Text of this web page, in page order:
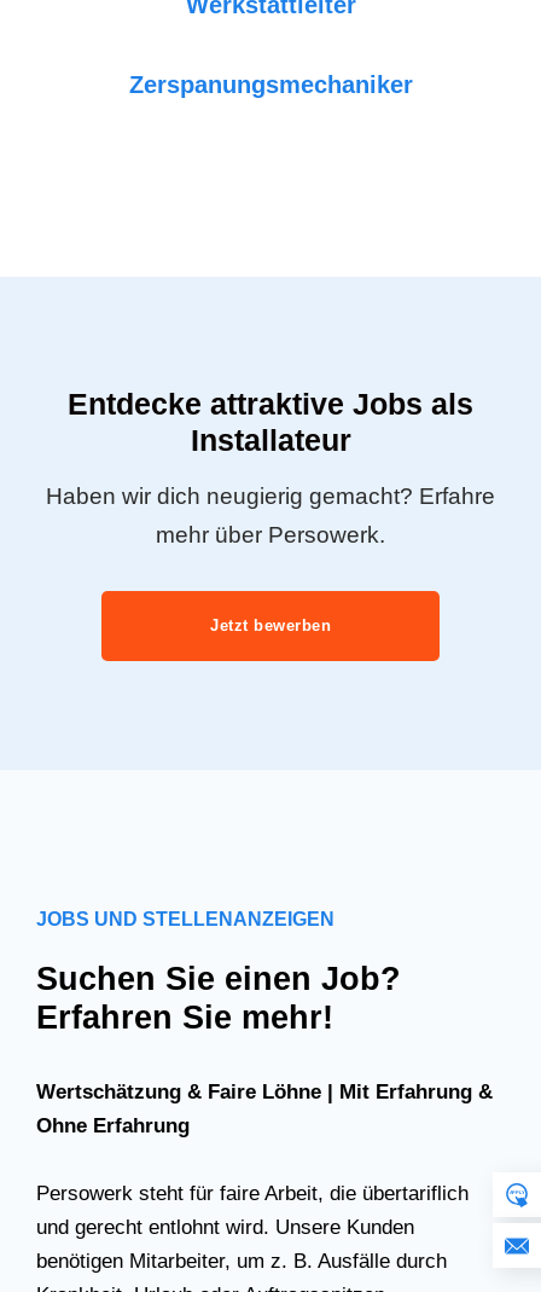
Zerspanungsmechaniker
Entdecke attraktive Jobs als
Installateur
Haben wir dich neugierig gemacht? Erfahre
mehr über Persowerk.
Jetzt bewerben
JOBS UND STELLENANZEIGEN
Suchen Sie einen Job?
Erfahren Sie mehr!
Wertschätzung & Faire Löhne | Mit Erfahrung &
Ohne Erfahrung
Persowerk steht für faire Arbeit, die übertariflich
und gerecht entlohnt wird. Unsere Kunden
benötigen Mitarbeiter, um z. B. Ausfälle durch